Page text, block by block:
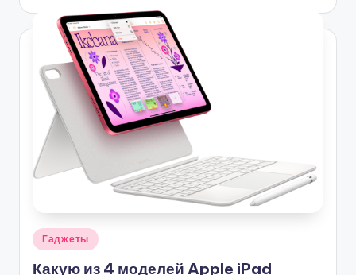
Опубликовано
Гаджеты
Какую из 4 моделей Apple iPad